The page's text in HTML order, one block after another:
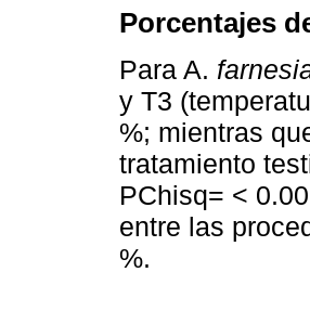
Porcentajes
Para A.
y T3
%; mientras
tratamiento
PChisq= <
entre las
%.